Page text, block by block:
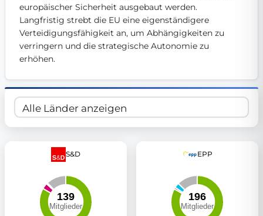
europäischer Sicherheit ausgebaut werden.
Langfristig strebt die EU eine eigenständigere
Verteidigungsfähigkeit an, um Abhängigkeiten zu
verringern und die strategische Autonomie zu
erhöhen.
S&D EPP